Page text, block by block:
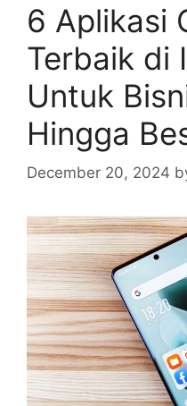
6 Aplikasi
Terbaik di
Untuk
Hingga
December 20, 2024